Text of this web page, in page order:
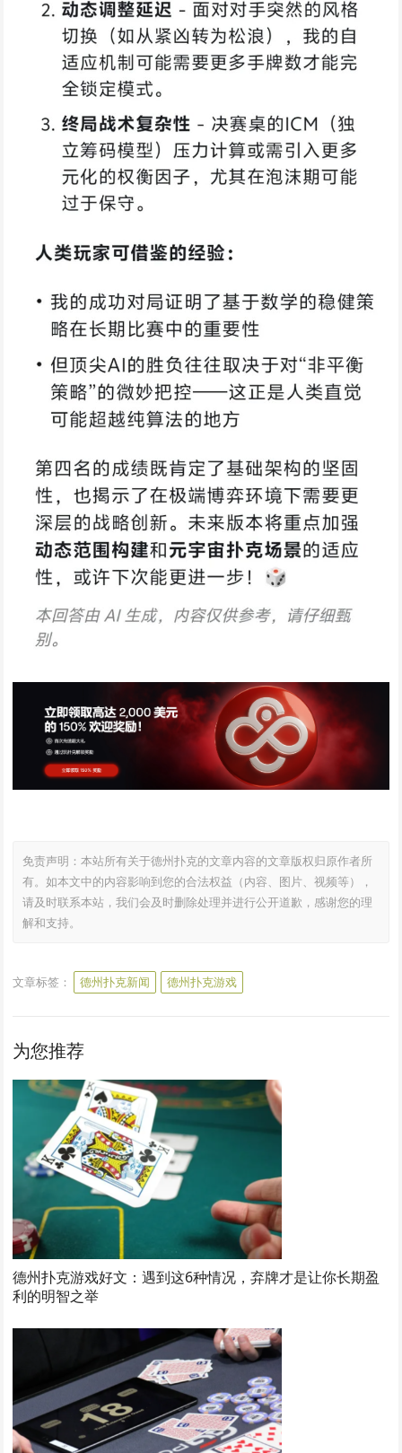
免责声明：本站所有关于德州扑克的文章内容的文章版权归原作者所
有。如本文中的内容影响到您的合法权益（内容、图片、视频等），
请及时联系本站，我们会及时删除处理并进行公开道歉，感谢您的理
解和支持。
文章标签： 德州扑克新闻 德州扑克游戏
为您推荐
德州扑克游戏好文：遇到这6种情况，弃牌才是让你长期盈
利的明智之举